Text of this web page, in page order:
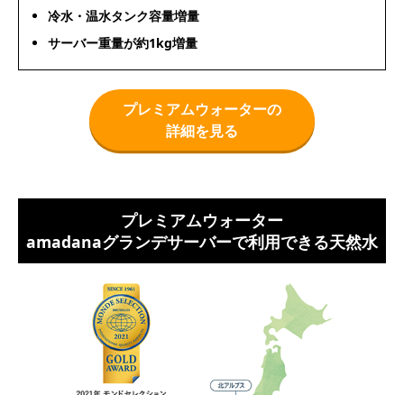
冷水・温水タンク容量増量
サーバー重量が約1kg増量
プレミアムウォーターの
詳細を見る
プレミアムウォーター
amadanaグランデサーバーで利用できる天然水